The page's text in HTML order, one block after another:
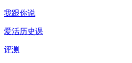
我跟你说
爱活历史课
评测